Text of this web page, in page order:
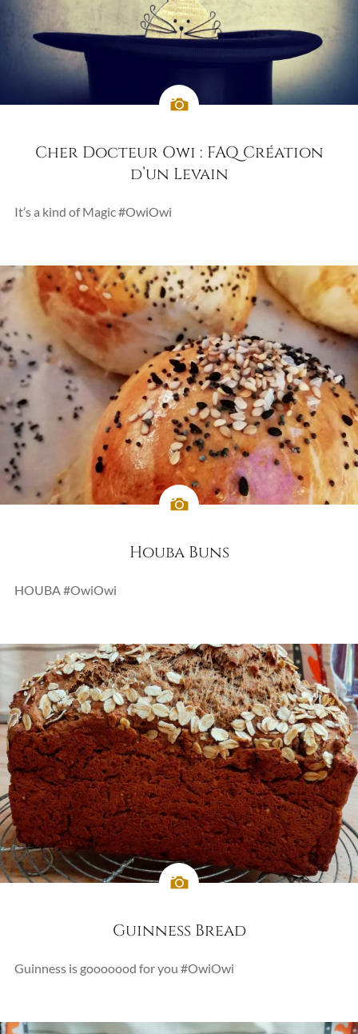
Cher Docteur Owi : FAQ Création
d’un Levain
It’s a kind of Magic #OwiOwi
Houba Buns
HOUBA #OwiOwi
Guinness Bread
Guinness is gooooood for you #OwiOwi